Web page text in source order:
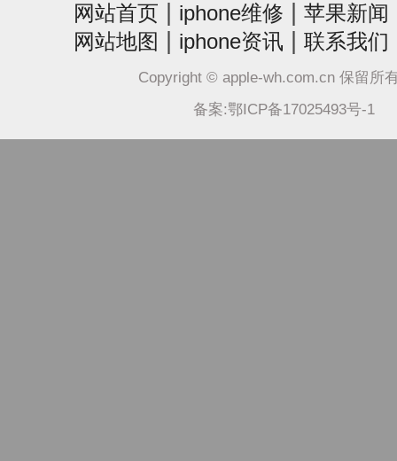
网站首页 iphone维修 苹果新闻
网站地图 iphone资讯 联系我们
Copyright © apple-wh.com.cn 保留所
备案:鄂ICP备17025493号-1